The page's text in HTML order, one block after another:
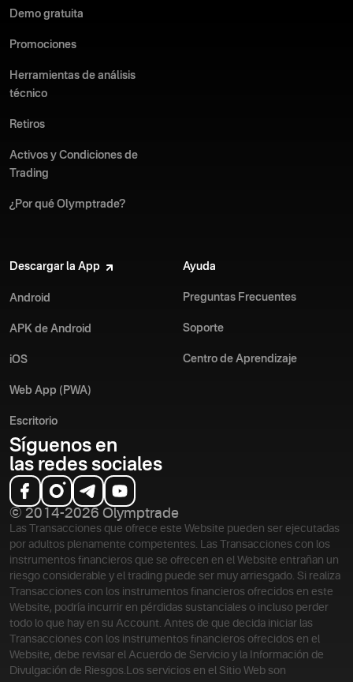
Demo gratuita
Promociones
Herramientas de análisis
técnico
Retiros
Activos y Condiciones de
Trading
¿Por qué Olymptrade?
Descargar la App
Android
APK de Android
iOS
Web App (PWA)
Escritorio
Ayuda
Preguntas Frecuentes
Soporte
Centro de Aprendizaje
Síguenos en
las redes sociales
© 2014-2026 Olymptrade
Las Transacciones que ofrece este Website pueden ser ejecutadas
por adultos plenamente competentes. Las Transacciones con los
instrumentos financieros que se ofrecen en el Website entrañan un
riesgo considerable y el trading puede ser muy arriesgado. Si realiza
Transacciones con los instrumentos financieros ofrecidos en este
Website, podría incurrir en pérdidas sustanciales o incluso perder
todo lo que hay en su Account. Antes de que decida iniciar las
Transacciones con los instrumentos financieros ofrecidos en el
Website, debe revisar el Acuerdo de Servicio y la Información de
Divulgación de Riesgos. Los servicios en el Sitio Web son